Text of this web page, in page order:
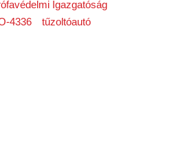
Igazgatóság
4336 tűzoltóautó